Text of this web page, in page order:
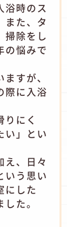
浴時のス
また、タ
掃除をし
の悩みで
すが、
際に入浴
にく
い」とい
え、日々
いう思い
にした
た。